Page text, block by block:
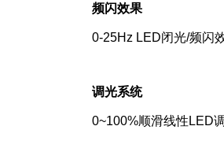
频闪效果
0-25Hz LED闭光/频闪
调光系统
0~100%顺滑线性LED